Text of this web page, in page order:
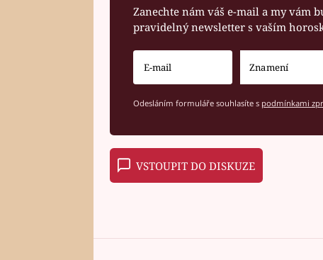
Zanechte nám váš e-mail a my vám
pravidelný newsletter s vaším
Odesláním formuláře souhlasíte s podmínkami
VSTOUPIT DO DISKUZE